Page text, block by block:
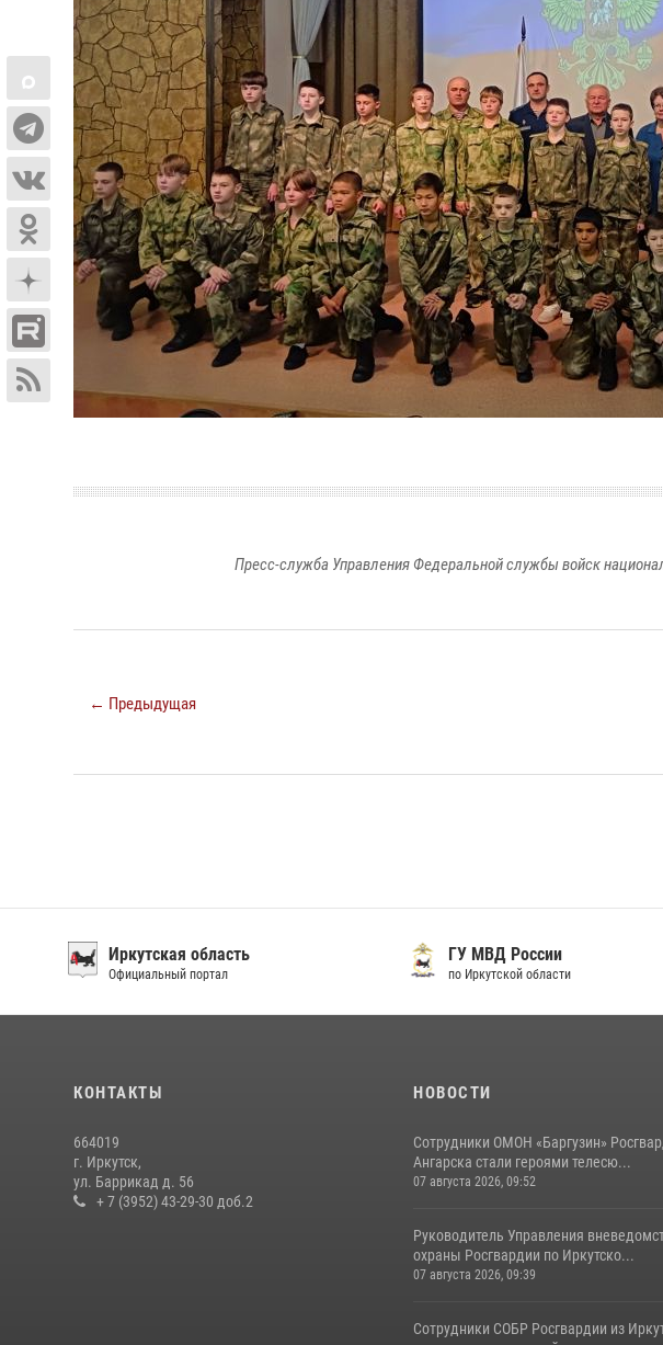
Пресс-служба Управления Федеральной службы войск
← Предыдущая
Иркутская область
Официальный портал
ГУ МВД России
по Иркутской области
КОНТАКТЫ
664019
г. Иркутск,
ул. Баррикад д. 56
+ 7 (3952) 43-29-30 доб.2
НОВОСТИ
Сотрудники ОМОН «Баргузин»
Ангарска стали героями телесю...
07 августа 2026, 09:52
Руководитель Управления
охраны Росгвардии по Иркутско...
07 августа 2026, 09:39
Сотрудники СОБР Росгвардии из